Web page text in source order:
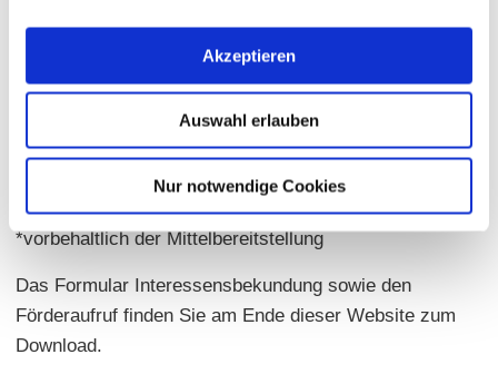
Akzeptieren
Auswahl erlauben
Nur notwendige Cookies
Datum des Förderaufrufes: 15. Dezember 2020
Einreichfrist für Interessensbekundungen: 11. April 2021
Projektauswahl durch die LAG
Frist für die Schlussabrechnung
(Einreichung Durchführungs-
26. September 2021
*vorbehaltlich der Mittelbereitstellung
Das Formular Interessensbekundung sowie den
Förderaufruf finden Sie am Ende dieser Website zum
Download.